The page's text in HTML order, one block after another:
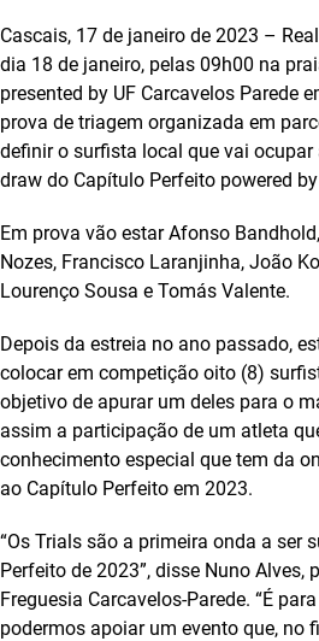
Cascais, 17 de janeiro de 2023 –
dia 18 de janeiro, pelas 09h00 na
presented by UF Carcavelos Parede
prova de triagem organizada em
definir o surfista local que vai
draw do Capítulo Perfeito powered
Em prova vão estar Afonso
Nozes, Francisco Laranjinha, João
Lourenço Sousa e Tomás Valente.
Depois da estreia no ano passado,
colocar em competição oito (8)
objetivo de apurar um deles para o
assim a participação de um atleta
conhecimento especial que tem da
ao Capítulo Perfeito em 2023.
“Os Trials são a primeira onda a ser
Perfeito de 2023”, disse Nuno Alves,
Freguesia Carcavelos-Parede. “É
podermos apoiar um evento que, no